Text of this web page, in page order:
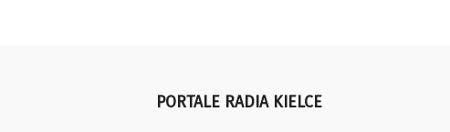
PORTALE RADIA KIELCE